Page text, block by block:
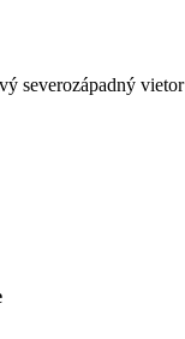
severozápadný vietor